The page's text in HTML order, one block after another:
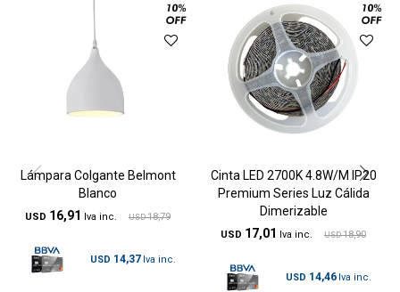
Lámpara Colgante Belmont
Blanco
USD 16,91 USD 18,79
USD 14,37
Cinta LED 2700K 4.8W/M IP20
Premium Series Luz Cálida
Dimerizable
USD 17,01 USD 18,90
USD 14,46